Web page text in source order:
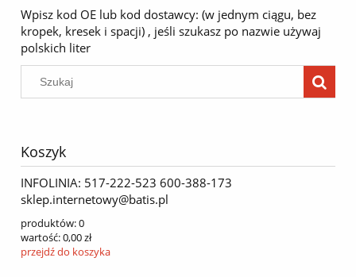
Wpisz kod OE lub kod dostawcy: (w jednym ciągu, bez
kropek, kresek i spacji) , jeśli szukasz po nazwie używaj
polskich liter
Koszyk
INFOLINIA: 517-222-523 600-388-173
sklep.internetowy@batis.pl
produktów:0
wartość:0,00 zł
przejdź do koszyka